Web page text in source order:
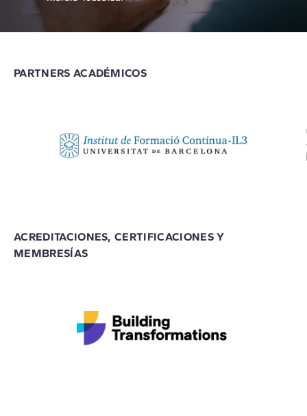
PARTNERS ACADÉMICOS
ACREDITACIONES, CERTIFICACIONES Y
MEMBRESÍAS